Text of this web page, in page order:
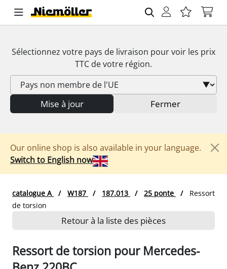
Sélectionnez votre pays de livraison pour voir les prix
TTC de votre région.
Mise à jour Fermer
Our online shop is also available in your language.
Switch to English now
catalogue A W187 187.013 25 ponte
Ressort
de torsion
Retour à la liste des pièces
Ressort de torsion pour Mercedes-